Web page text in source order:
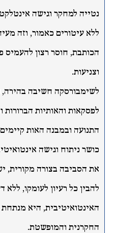
נטייה למחקר וגישה
ללא עיטורים כאמור, וזה
הכותבת, חוסר רצון
וצניעות.
לשימבורסקה חשיבה
לפסקאות והאותיות
התנועה ובמבנה האות
כושר ניתוח וגישה
את הסביבה בצורה מקורית,
להבין כל רעיון לעומקו,
האינטואיטיבית, היא
החקרנית והמופשטת.